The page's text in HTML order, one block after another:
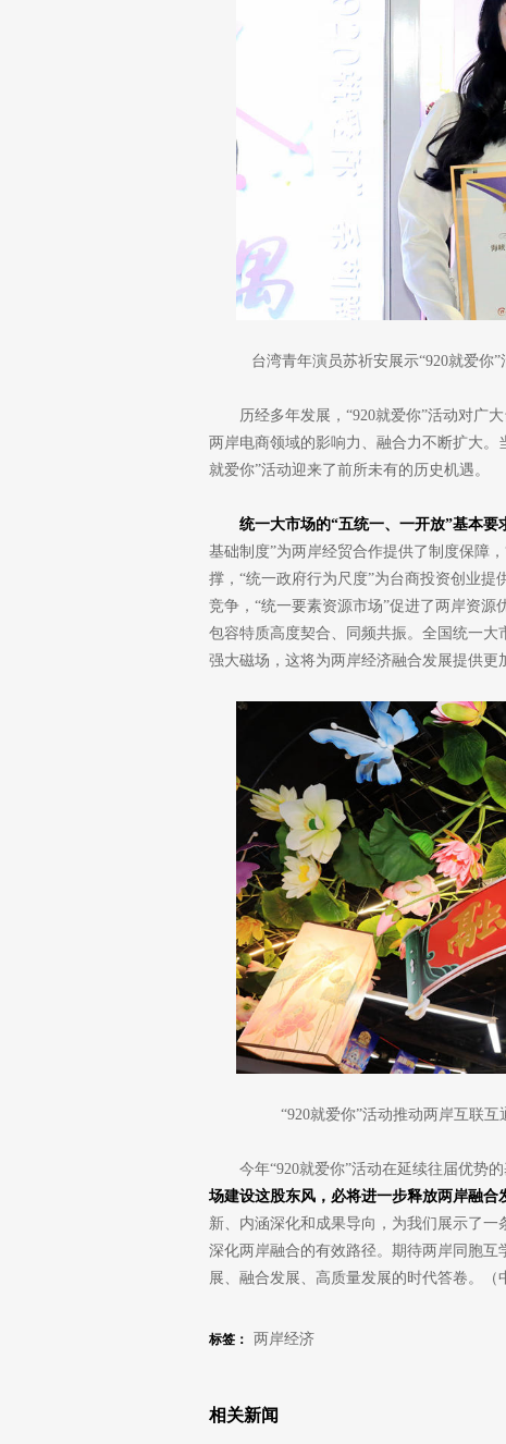
台湾青年演员苏祈安展示“920就爱你
历经多年发展，“920就爱你”活动对广
两岸电商领域的影响力、融合力不断扩大。
就爱你”活动迎来了前所未有的历史机遇。
统一大市场的“五统一、一开放”基本要
基础制度”为两岸经贸合作提供了制度保障
撑，“统一政府行为尺度”为台商投资创业
竞争，“统一要素资源市场”促进了两岸资
包容特质高度契合、同频共振。全国统一
强大磁场，这将为两岸经济融合发展提供更
“920就爱你”活动推动两岸互联互
今年“920就爱你”活动在延续往届优势
场建设这股东风，必将进一步释放两岸融合
新、内涵深化和成果导向，为我们展示了一
深化两岸融合的有效路径。期待两岸同胞
展、融合发展、高质量发展的时代答卷。（
标签：
两岸经济
相关新闻